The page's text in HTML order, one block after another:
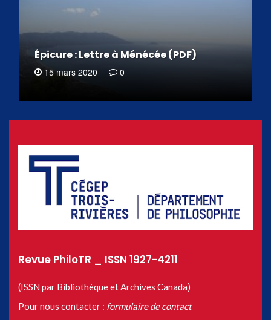
Épicure : Lettre à Ménécée (PDF)
15 mars 2020 0
Revue PhiloTR _ ISSN 1927-4211
(ISSN par Bibliothèque et Archives Canada)
Pour nous contacter : formulaire de contact